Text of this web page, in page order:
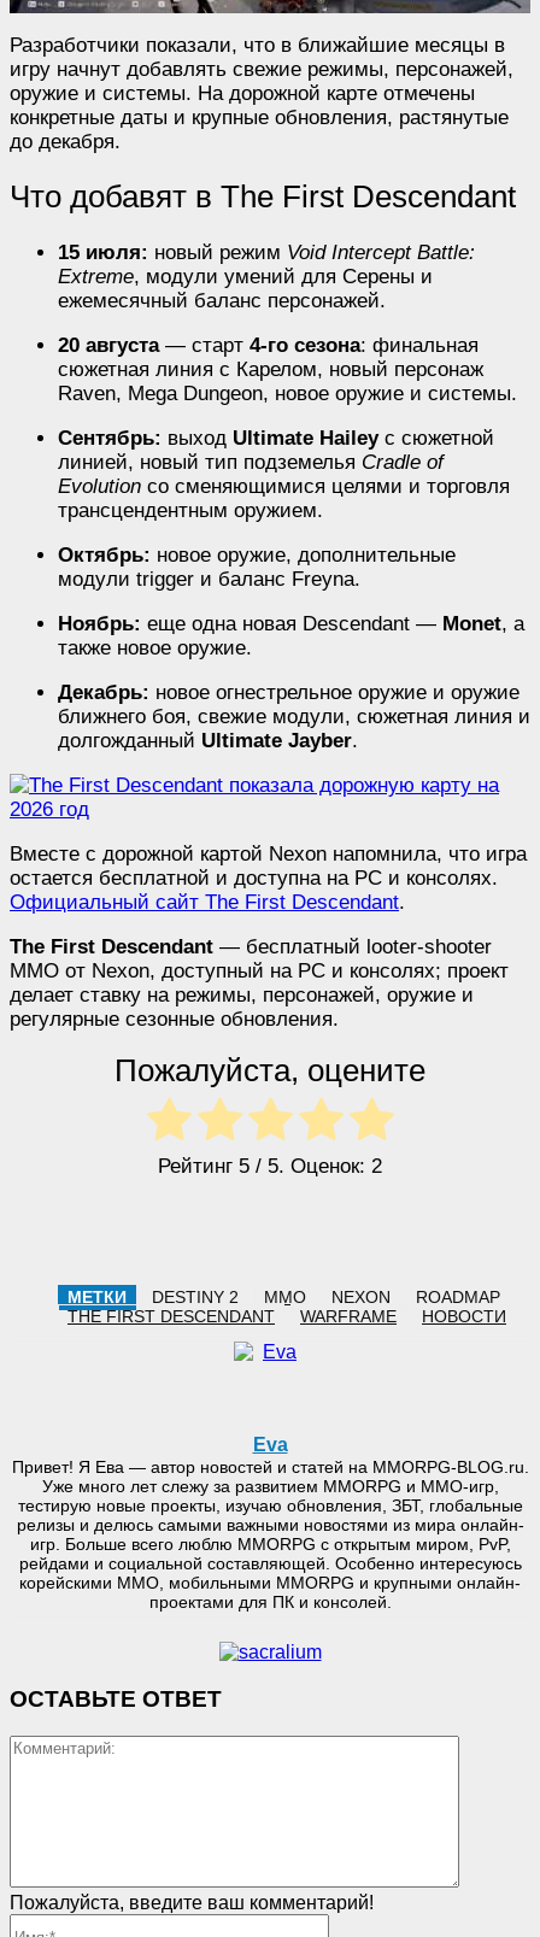
Разработчики показали, что в ближайшие месяцы в
игру начнут добавлять свежие режимы, персонажей,
оружие и системы. На дорожной карте отмечены
конкретные даты и крупные обновления, растянутые
до декабря.
Что добавят в The First Descendant
15 июля: новый режим Void Intercept Battle:
Extreme, модули умений для Серены и
ежемесячный баланс персонажей.
20 августа— старт 4-го сезона: финальная
сюжетная линия с Карелом, новый персонаж
Raven, Mega Dungeon, новое оружие и системы.
Сентябрь: выход Ultimate Haileyс сюжетной
линией, новый тип подземелья Cradle of
Evolution со сменяющимися целями и торговля
трансцендентным оружием.
Октябрь: новое оружие, дополнительные
модули trigger и баланс Freyna.
Ноябрь: еще одна новая Descendant — Monet, а
также новое оружие.
Декабрь: новое огнестрельное оружие и оружие
ближнего боя, свежие модули, сюжетная линия и
долгожданный Ultimate Jayber.
Вместе с дорожной картой Nexon напомнила, что игра
остается бесплатной и доступна на PC и консолях.
Официальный сайт The First Descendant.
The First Descendant — бесплатный looter-shooter
MMO от Nexon, доступный на PC и консолях; проект
делает ставку на режимы, персонажей, оружие и
регулярные сезонные обновления.
Пожалуйста, оцените
Рейтинг 5 / 5. Оценок: 2
МЕТКИ DESTINY 2 MMO NEXON
ROADMAP
THE FIRST DESCENDANT
WARFRAME НОВОСТИ
Eva
Привет! Я Ева — автор новостей и статей на MMORPG-BLOG.ru.
Уже много лет слежу за развитием MMORPG и MMO-игр,
тестирую новые проекты, изучаю обновления, ЗБТ, глобальные
релизы и делюсь самыми важными новостями из мира онлайн-
игр. Больше всего люблю MMORPG с открытым миром, PvP,
рейдами и социальной составляющей. Особенно интересуюсь
корейскими MMO, мобильными MMORPG и крупными онлайн-
проектами для ПК и консолей.
ОСТАВЬТЕ ОТВЕТ
Пожалуйста, введите ваш комментарий!